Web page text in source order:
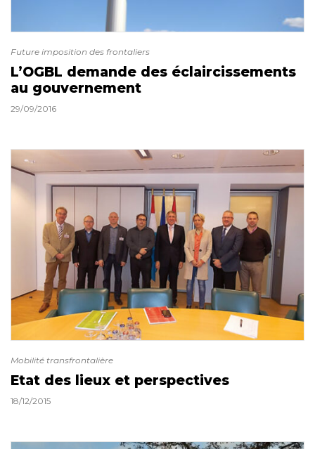
Future imposition des frontaliers
L’OGBL demande des éclaircissements
au gouvernement
29/09/2016
Mobilité transfrontalière
Etat des lieux et perspectives
18/12/2015